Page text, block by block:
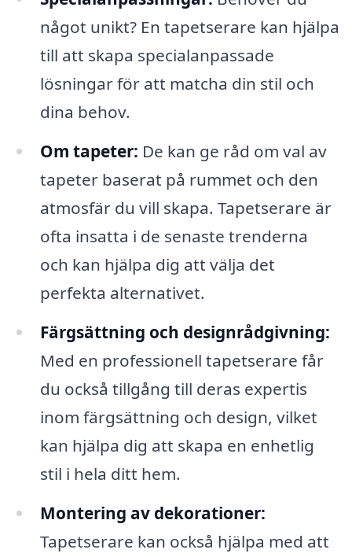
något unikt? En tapetserare kan hjälpa
till att skapa specialanpassade
lösningar för att matcha din stil och
dina behov.
Om tapeter: De kan ge råd om val av
tapeter baserat på rummet och den
atmosfär du vill skapa. Tapetserare är
ofta insatta i de senaste trenderna
och kan hjälpa dig att välja det
perfekta alternativet.
Färgsättning och designrådgivning:
Med en professionell tapetserare får
du också tillgång till deras expertis
inom färgsättning och design, vilket
kan hjälpa dig att skapa en enhetlig
stil i hela ditt hem.
Montering av dekorationer:
Tapetserare kan också hjälpa med att